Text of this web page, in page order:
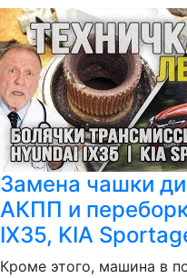
Замена чашки
АКПП и
IX35, KIA
Кроме этого, машина в